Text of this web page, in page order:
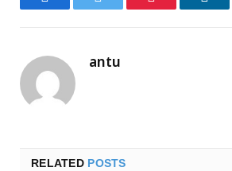
FacebookTwitter Pinterest
antu
RELATED POSTS